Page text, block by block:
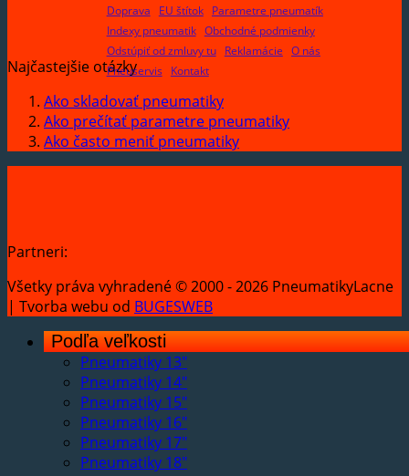
Doprava
EU štítok
Parametre pneumatík
Indexy pneumatik Obchodné podmienky
Odstúpiť od zmluvy tu
Reklamácie O nás
Pneuservis
Kontakt
Najčastejšie otázky
Ako skladovať pneumatiky
Ako prečítať parametre pneumatiky
Ako často meniť pneumatiky
Partneri:
Všetky práva vyhradené © 2000 - 2026 PneumatikyLacne
| Tvorba webu od BUGESWEB
Podľa veľkosti
Pneumatiky 13"
Pneumatiky 14"
Pneumatiky 15"
Pneumatiky 16"
Pneumatiky 17"
Pneumatiky 18"